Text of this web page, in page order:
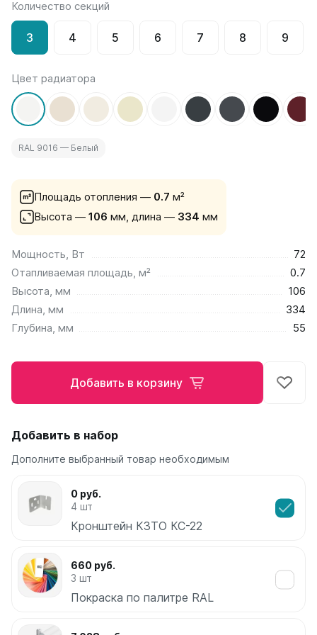
на 13 секций
на 15 секций
на 19 секций
на 20 секций
Черные
Bataria 2
Bataria 3
Ellipse P V
Ellipse P H
Гармония
Гармония 1, 2
Гармония А25 N
РС и РСК
РСК
Количество секций
3 4 5 6 7 8 9
Цвет радиатора
RAL 9016 — Белый
Площадь отопления — 0.7 м²
Высота — 106 мм, длина — 334 мм
Мощность, Вт
72
Отапливаемая площадь, м²
0.7
Высота, мм
106
Длина, мм
334
Глубина, мм
55
Добавить в корзину
Добавить в набор
Дополните выбранный товар необходимым
0 руб.
4 шт
Кронштейн КЗТО КС-22
660 руб.
3 шт
Покраска по палитре RAL